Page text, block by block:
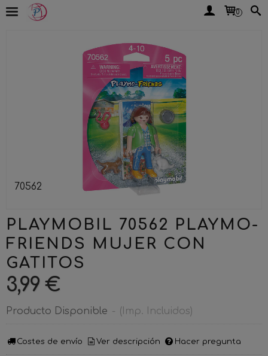
0
70562
PLAYMOBIL 70562 PLAYMO-
FRIENDS MUJER CON
GATITOS
3,99 €
Producto Disponible - (Imp. Incluidos)
Costes de envío Ver descripción Hacer pregunta